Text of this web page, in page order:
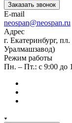
Заказать звонок
E-mail
neospan@neospan.ru
Адрес
г. Екатеринбург,
Уралмашзавод)
Режим работы
Пн. – Пт.: с 9:00 до